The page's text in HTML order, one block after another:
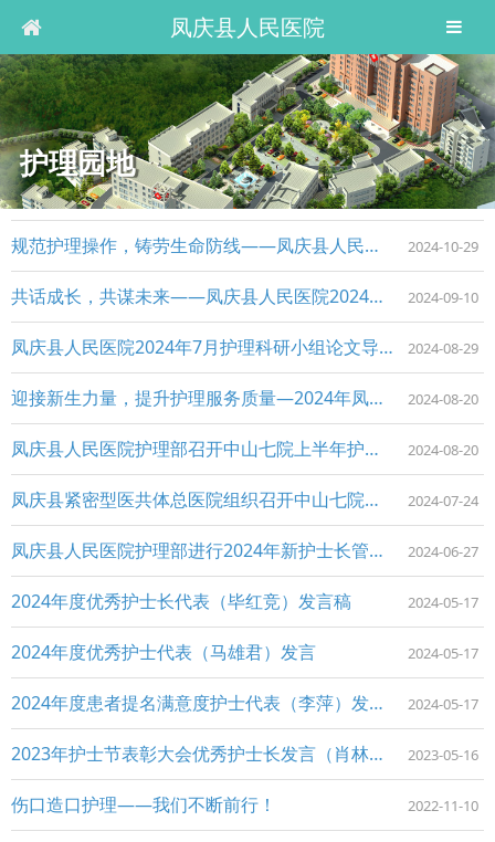
凤庆县人民医院
护理园地
规范护理操作，铸劳生命防线——凤庆县人民医院开展常用十项护理技术操作培训 2024-10-29
共话成长，共谋未来——凤庆县人民医院2024年上半年护理人员进修、短期学习回院汇报会纪实 2024-09-10
凤庆县人民医院2024年7月护理科研小组论文导读会 2024-08-29
迎接新生力量，提升护理服务质量—2024年凤庆县人民医院新护士岗前培训圆满结束 2024-08-20
凤庆县人民医院护理部召开中山七院上半年护理帮扶存在问题整改培训会 2024-08-20
凤庆县紧密型医共体总医院组织召开中山七院帮扶专家护理专题培训 2024-07-24
凤庆县人民医院护理部进行2024年新护士长管理能力培训 2024-06-27
2024年度优秀护士长代表（毕红竞）发言稿 2024-05-17
2024年度优秀护士代表（马雄君）发言 2024-05-17
2024年度患者提名满意度护士代表（李萍）发言稿 2024-05-17
2023年护士节表彰大会优秀护士长发言（肖林泽） 2023-05-16
伤口造口护理——我们不断前行！ 2022-11-10